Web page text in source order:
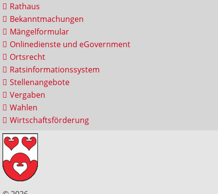
Rathaus
Bekanntmachungen
Mängelformular
Onlinedienste und eGovernment
Ortsrecht
Ratsinformationssystem
Stellenangebote
Vergaben
Wahlen
Wirtschaftsförderung